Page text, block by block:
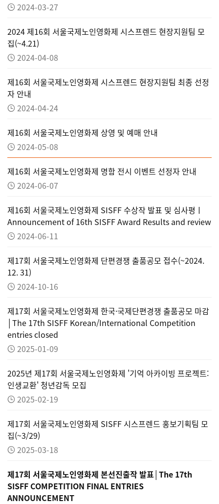
2024-03-27
2024 제16회 서울국제노인영화제 시스프렌드 현장지원팀 모
집(~4.21)
2024-04-08
제16회 서울국제노인영화제 시스프렌드 현장지원팀 최종 선정
자 안내
2024-04-24
제16회 서울국제노인영화제 상영 및 예매 안내
2024-05-08
제16회 서울국제노인영화제 명함 전시 이벤트 선정자 안내
2024-06-07
제16회 서울국제노인영화제 SISFF 수상작 발표 및 심사평ㅣ
Announcement of 16th SISFF Award Results and review
2024-06-11
제17회 서울국제노인영화제 단편경쟁 출품공모 접수(~2024.
12. 31)
2024-10-16
제17회 서울국제노인영화제 한국·국제단편경쟁 출품공모 마감
│The 17th SISFF Korean/International Competition
entries closed
2025-01-09
2025년 제17회 서울국제노인영화제 '기억 아카이빙 프로젝트:
인생교환' 청년감독 모집
2025-02-19
제17회 서울국제노인영화제 SISFF 시스프렌드 홍보기획팀 모
집(~3/29)
2025-03-18
제17회 서울국제노인영화제 본선진출작 발표│The 17th
SISFF COMPETITION FINAL ENTRIES
ANNOUNCEMENT